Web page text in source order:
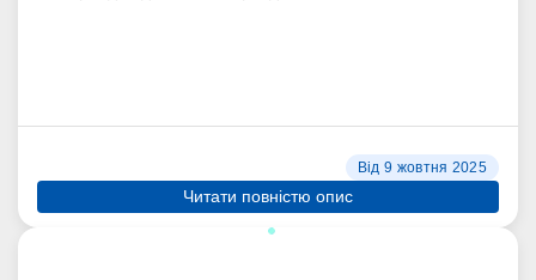
Від 9 жовтня 2025
Читати повністю опис